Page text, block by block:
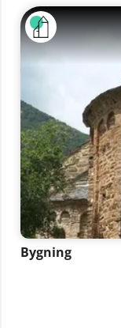
Bygning